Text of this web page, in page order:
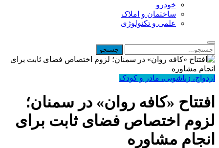
خودرو
ساختمان و املاک
علمی و تکنولوژی
ازدواج، زناشویی، مادر و کودک
افتتاح «کافه روان» در سمنان؛
لزوم اختصاص فضای ثابت برای
انجام مشاوره